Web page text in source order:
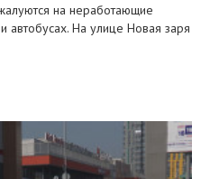
на неработающие
автобусах. На улице Новая заря